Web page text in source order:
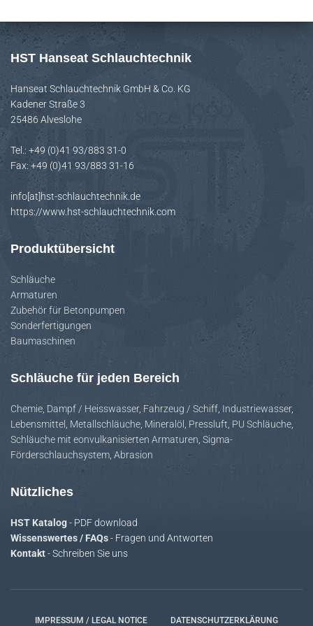
n
c
h
HST Hanseat Schlauchtechnik
Hanseat Schlauchtechnik GmbH & Co. KG
Kadener Straße 3
25486 Alveslohe
Tel.: +49 (0)41 93/883 31-0
Fax: +49 (0)41 93/883 31-16
info[at]hst-schlauchtechnik.de
https://www.hst-schlauchtechnik.com
Produktübersicht
Schläuche
Armaturen
Zubehör für Betonpumpen
Sonderfertigungen
Baumaschinen
Schläuche für jeden Bereich
Chemie Dampf / Heisswasser, Fahrzeug / Schiff Industriewasser,
Lebensmittel
Metallschläuche Mineralöl Pressluft PU Schläuche
Schläuche mit eonvulkanisierten Armaturen Sigma-
Förderschlauchsystem Abrasion
Nützliches
HST Katalog- PDF download
Wissenswertes / FAQs- Fragen und Antworten
Kontakt- Schreiben Sie uns
IMPRESSUM / LEGAL NOTICE DATENSCHUTZERKLÄRUNG